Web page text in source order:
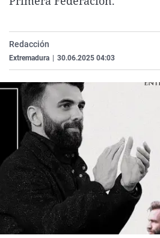
Redacción
Extremadura 30.06.2025 04:03